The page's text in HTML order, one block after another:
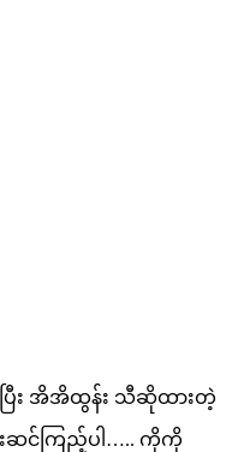
ြီး အိအိထွန်း သီဆိုထားတဲ့
ဆင်ကြည့်ပါ….. ကိုကို